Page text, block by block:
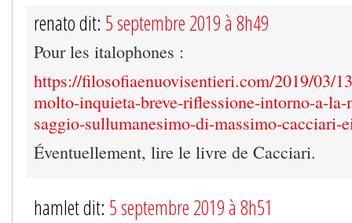
renato dit: 5 septembre 2019 à 8h49
Pour les italophones :
https://filosofiaenuovisentieri.com/2019/03/
molto-inquieta-breve-riflessione-intorno-a-
saggio-sullumanesimo-di-massimo-cacciari-
Éventuellement, lire le livre de Cacciari.
hamlet dit: 5 septembre 2019 à 8h51